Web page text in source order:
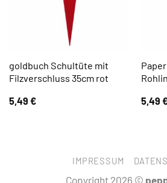
goldbuch Schultüte mit
Filzverschluss 35cm rot
5,49 €
5,49
IMPRESSUM
Copyright 2026 ©